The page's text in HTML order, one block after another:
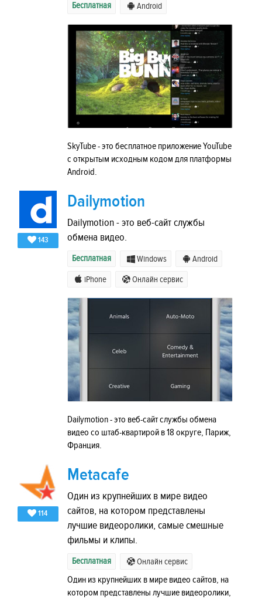
Бесплатная Android
SkyTube - это бесплатное приложение YouTube
с открытым исходным кодом для платформы
Android.
143
Dailymotion
Dailymotion - это веб-сайт службы
обмена видео.
Бесплатная Windows Android
iPhone Онлайн сервис
Dailymotion - это веб-сайт службы обмена
видео со штаб-квартирой в 18 округе, Париж,
Франция.
114
Metacafe
Один из крупнейших в мире видео
сайтов, на котором представлены
лучшие видеоролики, самые смешные
фильмы и клипы.
Бесплатная Онлайн сервис
Один из крупнейших в мире видео сайтов, на
котором представлены лучшие видеоролики,